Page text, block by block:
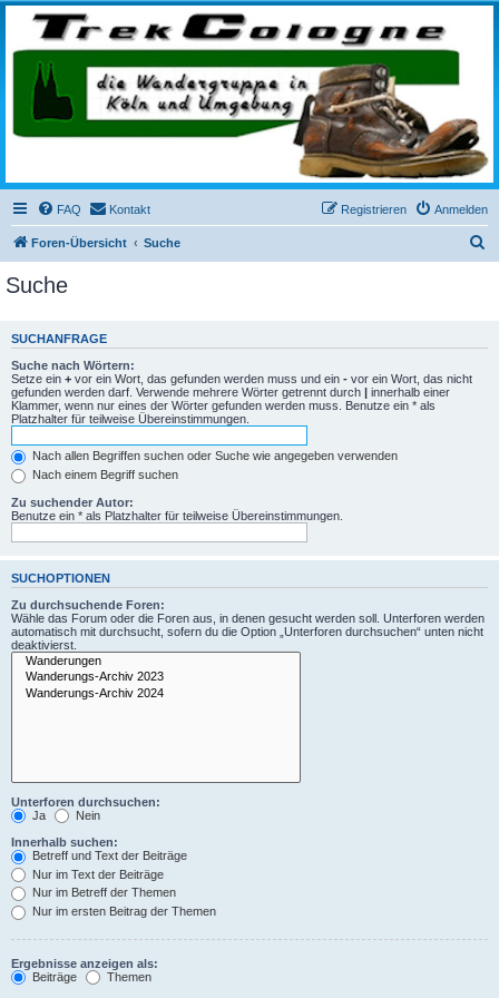
trekcologne.de
Wanderungen rund um Köln
FAQ Kontakt Anmelden
Registrieren
Foren-Übersicht Suche
e
Suche
SUCHANFRAGE
Suche nach Wörtern:
Setze ein + vor ein Wort, das gefunden werden muss und ein - vor ein Wort, das nicht
gefunden werden darf. Verwende mehrere Wörter getrennt durch
innerhalb einer
Klammer, wenn nur eines der Wörter gefunden werden muss. Benutze ein * als
Platzhalter für teilweise Übereinstimmungen.
Nach allen Begriffen suchen oder Suche wie angegeben verwenden
Nach einem Begriff suchen
Zu suchender Autor:
Benutze ein * als Platzhalter für teilweise Übereinstimmungen.
SUCHOPTIONEN
Zu durchsuchende Foren:
Wähle das Forum oder die Foren aus, in denen gesucht werden soll. Unterforen werden
automatisch mit durchsucht, sofern du die Option „Unterforen durchsuchen“ unten nicht
deaktivierst.
Unterforen durchsuchen:
Ja
Nein
Innerhalb suchen:
Betreff und Text der Beiträge
Nur im Text der Beiträge
Nur im Betreff der Themen
Nur im ersten Beitrag der Themen
Ergebnisse anzeigen als:
Beiträge
Themen